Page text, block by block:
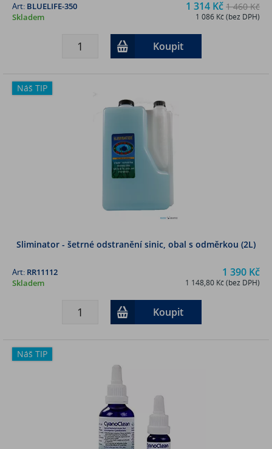
1 314 Kč 1 460 Kč
1 086 Kč (bez DPH)
Art: BLUELIFE-350
Skladem
Koupit
Náš TIP
Sliminator - šetrné odstranění sinic, obal s odměrkou (2L)
1 390 Kč
1 148,80 Kč (bez DPH)
Art: RR11112
Skladem
Koupit
Náš TIP